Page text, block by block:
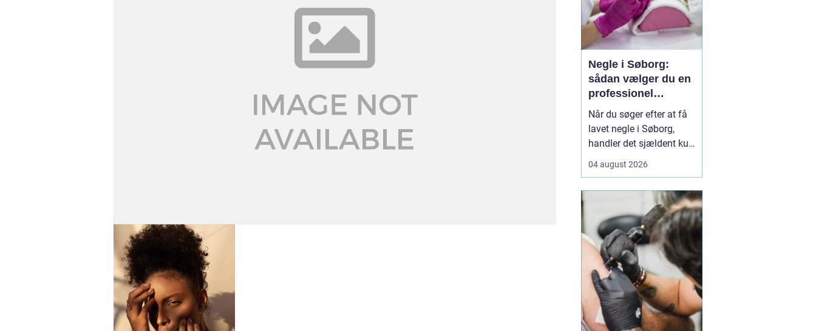
Negle i Søborg:
sådan vælger du en
professionel
neglebehandling
Når du søger efter at få
lavet negle i Søborg,
handler det sjældent kun
Mange leder efter en
kan skabe et flot resultat
og tage hensyn til
neglenes sundhed og e...
04 august 2026